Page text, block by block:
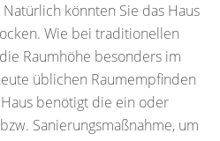
könnten Sie das Haus
Wie bei traditionellen
Raumhöhe besonders im
üblichen Raumempfinden
benötigt die ein oder
Sanierungsmaßnahme, um